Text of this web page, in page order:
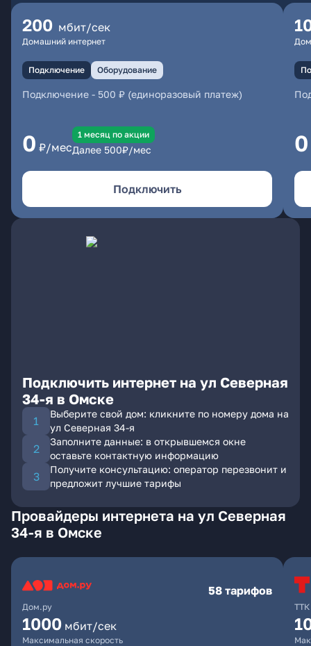
200 мбит/сек
Домашний интернет
Подключение Оборудование
Подключение - 500 ₽ (единоразовый платеж)
0 ₽/мес
1 месяц по акции
Далее 500₽/мес
Подключить
0
Подключить интернет на ул Северная
34-я в Омске
Выберите свой дом: кликните по номеру дома на
ул Северная 34-я
Заполните данные: в открывшемся окне
оставьте контактную информацию
Получите консультацию: оператор перезвонит и
предложит лучшие тарифы
Провайдеры интернета на ул Северная
34-я в Омске
Дом.ру
58 тарифов
1000 мбит/сек
Максимальная скорость
ТТК